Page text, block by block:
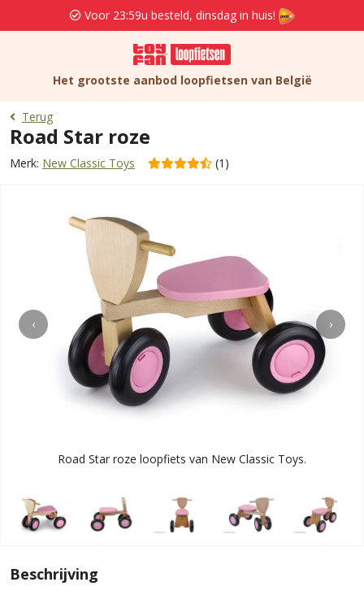
Voor 23:59u besteld, dinsdag in huis!
Het grootste aanbod loopfietsen van België
Terug
Road Star roze
Merk: New Classic Toys (1)
‹ ›
Road Star roze loopfiets van New Classic Toys.
Beschrijving